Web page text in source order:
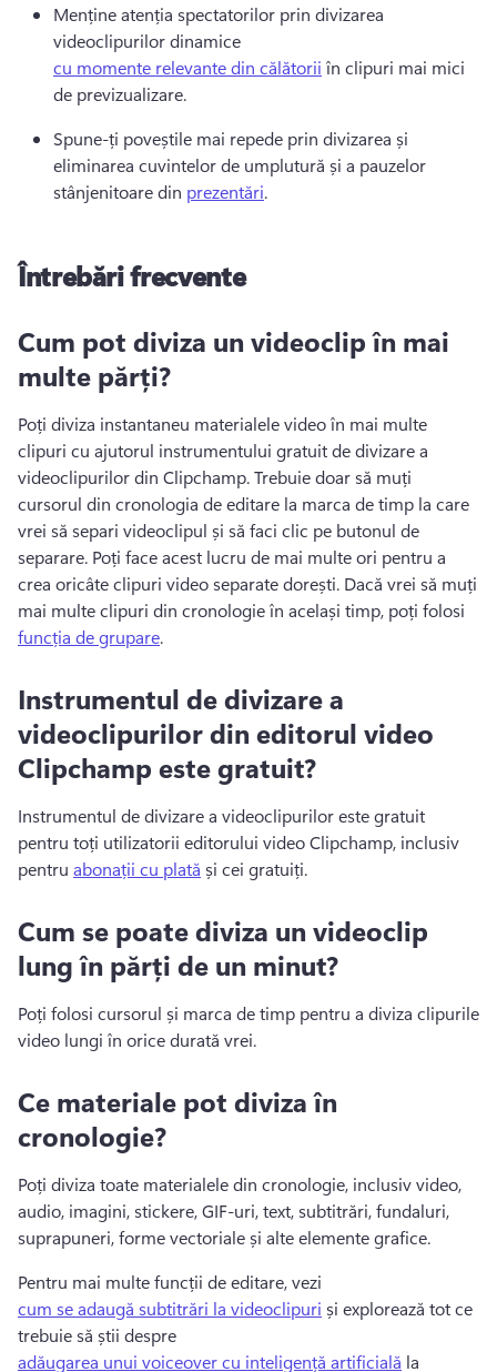
Menține atenția spectatorilor prin divizarea
videoclipurilor dinamice
cu momente relevante din călătorii în clipuri mai mici
de previzualizare.
Spune-ți poveștile mai repede prin divizarea și
eliminarea cuvintelor de umplutură și a pauzelor
stânjenitoare din prezentări.
Întrebări frecvente
Cum pot diviza un videoclip în mai
multe părți?
Poți diviza instantaneu materialele video în mai multe
clipuri cu ajutorul instrumentului gratuit de divizare a
videoclipurilor din Clipchamp. Trebuie doar să muți
cursorul din cronologia de editare la marca de timp la care
vrei să separi videoclipul și să faci clic pe butonul de
separare. Poți face acest lucru de mai multe ori pentru a
crea oricâte clipuri video separate dorești. Dacă vrei să muți
mai multe clipuri din cronologie în același timp, poți folosi
funcția de grupare.
Instrumentul de divizare a
videoclipurilor din editorul video
Clipchamp este gratuit?
Instrumentul de divizare a videoclipurilor este gratuit
pentru toți utilizatorii editorului video Clipchamp, inclusiv
pentru abonații cu plată și cei gratuiți.
Cum se poate diviza un videoclip
lung în părți de un minut?
Poți folosi cursorul și marca de timp pentru a diviza clipurile
video lungi în orice durată vrei.
Ce materiale pot diviza în
cronologie?
Poți diviza toate materialele din cronologie, inclusiv video,
audio, imagini, stickere, GIF-uri, text, subtitrări, fundaluri,
suprapuneri, forme vectoriale și alte elemente grafice.
Pentru mai multe funcții de editare, vezi
cum se adaugă subtitrări la videoclipuri și explorează tot ce
trebuie să știi despre
adăugarea unui voiceover cu inteligență artificială la